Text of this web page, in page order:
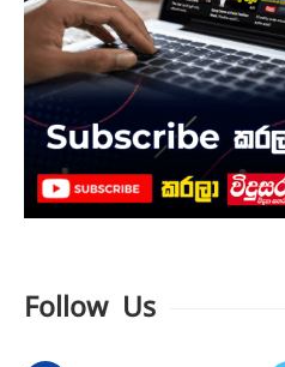
Follow Us